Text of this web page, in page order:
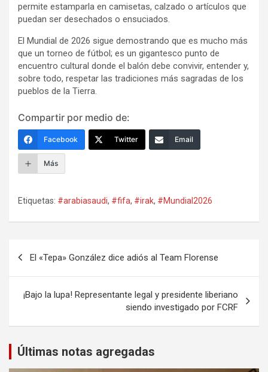
permite estamparla en camisetas, calzado o artículos que
puedan ser desechados o ensuciados.
El Mundial de 2026 sigue demostrando que es mucho más
que un torneo de fútbol; es un gigantesco punto de
encuentro cultural donde el balón debe convivir, entender y,
sobre todo, respetar las tradiciones más sagradas de los
pueblos de la Tierra.
Compartir por medio de:
Facebook Twitter Email
Más
Etiquetas: #arabiasaudi, #fifa, #irak, #Mundial2026
El «Tepa» González dice adiós al Team Florense
¡Bajo la lupa! Representante legal y presidente liberiano
siendo investigado por FCRF
Últimas notas agregadas